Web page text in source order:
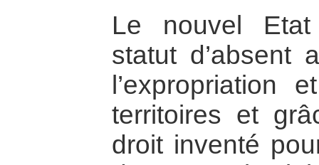
Le nouvel
statut d’absent
l’expropriation
territoires et
droit inventé